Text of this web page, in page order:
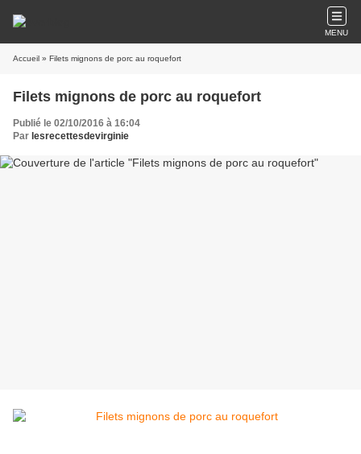
MENU
Accueil » Filets mignons de porc au roquefort
Filets mignons de porc au roquefort
Publié le 02/10/2016 à 16:04
Par lesrecettesdevirginie